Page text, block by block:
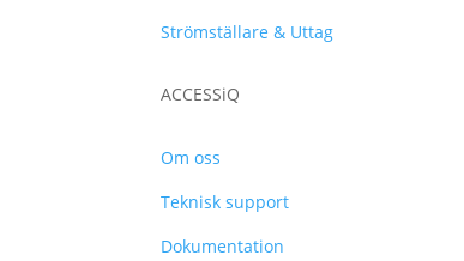
Strömställare & Uttag
ACCESSiQ
Om oss
Teknisk support
Dokumentation